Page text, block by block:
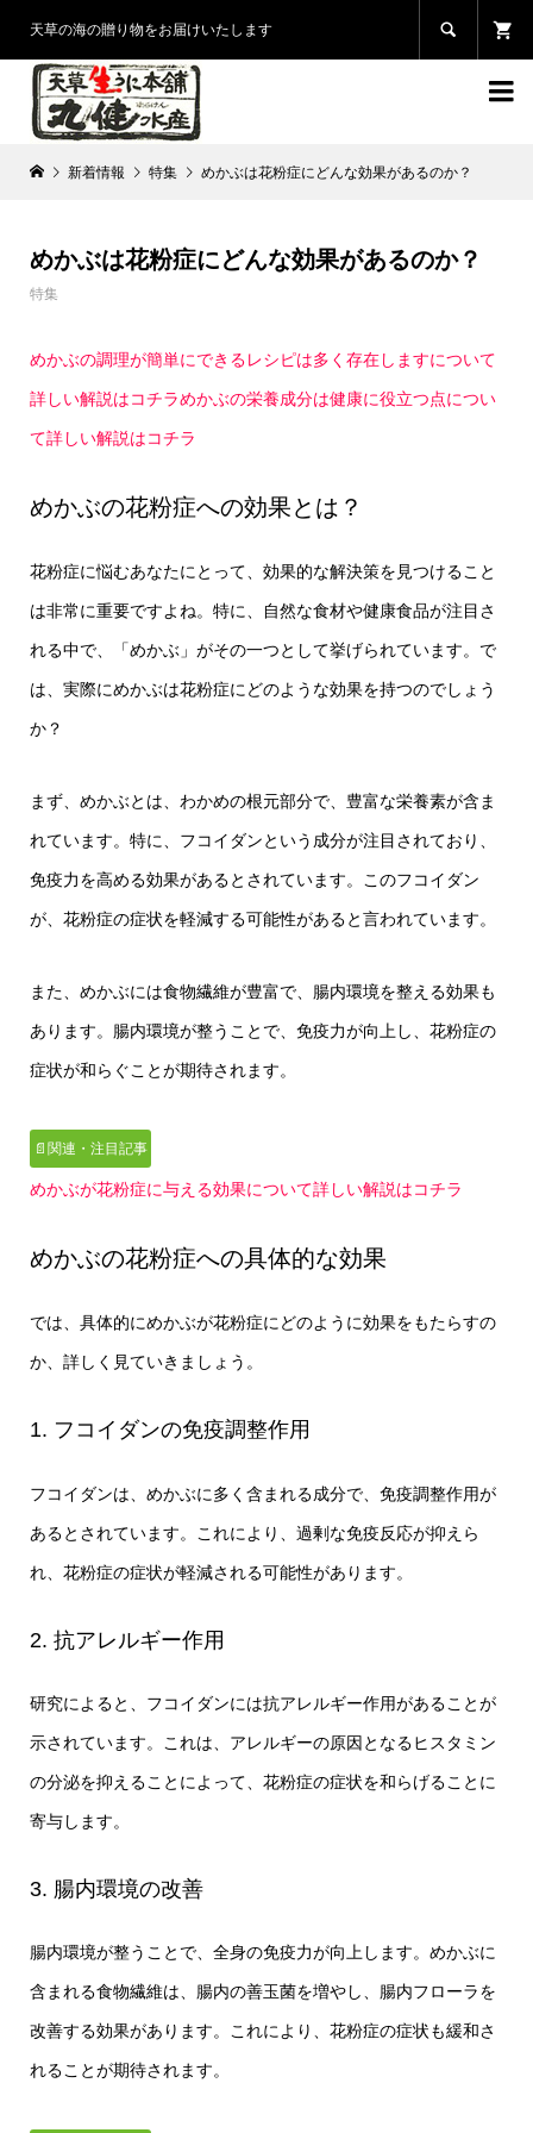
天草の海の贈り物をお届けいたします 

新着情報 特集 めかぶは花粉症にどんな効果があるのか？
めかぶは花粉症にどんな効果があるのか？
特集
めかぶの調理が簡単にできるレシピは多く存在しますについて
詳しい解説はコチラめかぶの栄養成分は健康に役立つ点につい
て詳しい解説はコチラ
めかぶの花粉症への効果とは？
花粉症に悩むあなたにとって、効果的な解決策を見つけること
は非常に重要ですよね。特に、自然な食材や健康食品が注目さ
れる中で、「めかぶ」がその一つとして挙げられています。で
は、実際にめかぶは花粉症にどのような効果を持つのでしょう
か？
まず、めかぶとは、わかめの根元部分で、豊富な栄養素が含ま
れています。特に、フコイダンという成分が注目されており、
免疫力を高める効果があるとされています。このフコイダン
が、花粉症の症状を軽減する可能性があると言われています。
また、めかぶには食物繊維が豊富で、腸内環境を整える効果も
あります。腸内環境が整うことで、免疫力が向上し、花粉症の
症状が和らぐことが期待されます。
📄関連・注目記事
めかぶが花粉症に与える効果について詳しい解説はコチラ
めかぶの花粉症への具体的な効果
では、具体的にめかぶが花粉症にどのように効果をもたらすの
か、詳しく見ていきましょう。
1. フコイダンの免疫調整作用
フコイダンは、めかぶに多く含まれる成分で、免疫調整作用が
あるとされています。これにより、過剰な免疫反応が抑えら
れ、花粉症の症状が軽減される可能性があります。
2. 抗アレルギー作用
研究によると、フコイダンには抗アレルギー作用があることが
示されています。これは、アレルギーの原因となるヒスタミン
の分泌を抑えることによって、花粉症の症状を和らげることに
寄与します。
3. 腸内環境の改善
腸内環境が整うことで、全身の免疫力が向上します。めかぶに
含まれる食物繊維は、腸内の善玉菌を増やし、腸内フローラを
改善する効果があります。これにより、花粉症の症状も緩和さ
れることが期待されます。